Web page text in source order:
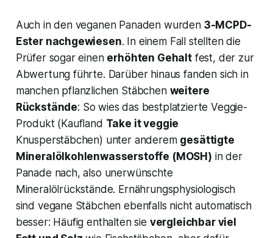
Auch in den veganen Panaden wurden 3-MCPD-
Ester nachgewiesen. In einem Fall stellten die
Prüfer sogar einen erhöhten Gehaltfest, der zur
Abwertung führte​. Darüber hinaus fanden sich in
manchen pflanzlichen Stäbchen weitere
Rückstände: So wies das bestplatzierte Veggie-
Produkt (Kaufland Take it veggie
Knusperstäbchen) unter anderem gesättigte
Mineralölkohlenwasserstoffe (MOSH) in der
Panade nach, also unerwünschte
Mineralölrückstände​. Ernährungsphysiologisch
sind vegane Stäbchen ebenfalls nicht automatisch
besser: Häufig enthalten sie vergleichbar viel